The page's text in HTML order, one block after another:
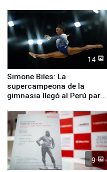
14
Simone Biles: La
supercampeona de la
gimnasia llegó al Perú para
Panamericanos Lima 2027
9